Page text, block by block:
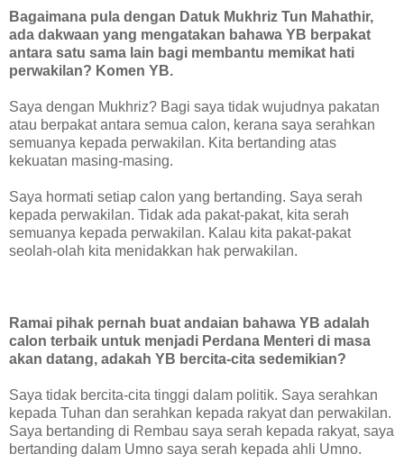
Bagaimana pula dengan Datuk Mukhriz Tun Mahathir,
ada dakwaan yang mengatakan bahawa YB berpakat
antara satu sama lain bagi membantu memikat hati
perwakilan? Komen YB.
Saya dengan Mukhriz? Bagi saya tidak wujudnya pakatan
atau berpakat antara semua calon, kerana saya serahkan
semuanya kepada perwakilan. Kita bertanding atas
kekuatan masing-masing.
Saya hormati setiap calon yang bertanding. Saya serah
kepada perwakilan. Tidak ada pakat-pakat, kita serah
semuanya kepada perwakilan. Kalau kita pakat-pakat
seolah-olah kita menidakkan hak perwakilan.
Ramai pihak pernah buat andaian bahawa YB adalah
calon terbaik untuk menjadi Perdana Menteri di masa
akan datang, adakah YB bercita-cita sedemikian?
Saya tidak bercita-cita tinggi dalam politik. Saya serahkan
kepada Tuhan dan serahkan kepada rakyat dan perwakilan.
Saya bertanding di Rembau saya serah kepada rakyat, saya
bertanding dalam Umno saya serah kepada ahli Umno.